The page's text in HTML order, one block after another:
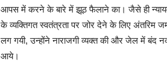
आपस में करने के बारे में झूठ फैलाने का। जैसे ही
के व्यक्तिगत स्वतंत्रता पर जोर देने के लिए अंतरिम
लग गयी, उन्होंने नाराजगी व्यक्त की और जेल में बंद
आये।